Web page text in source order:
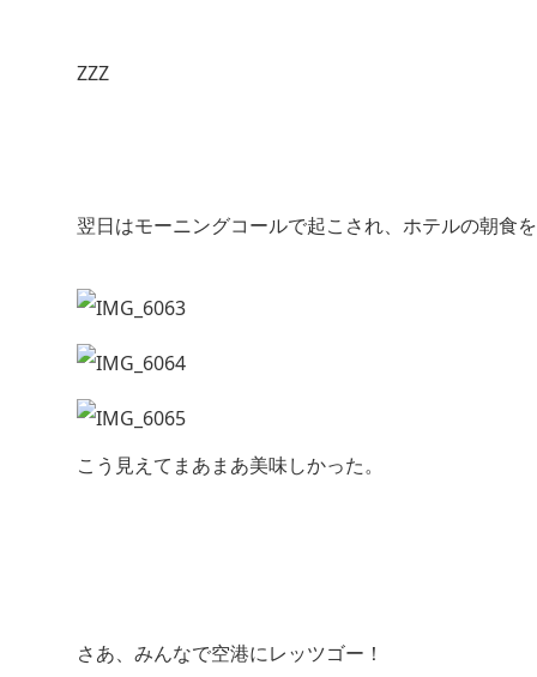
ZZZ
翌日はモーニングコールで起こされ、ホテルの朝食
こう見えてまあまあ美味しかった。
さあ、みんなで空港にレッツゴー！